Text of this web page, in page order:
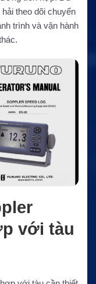
theo dõi chuyển
trình và vận hành
với tàu